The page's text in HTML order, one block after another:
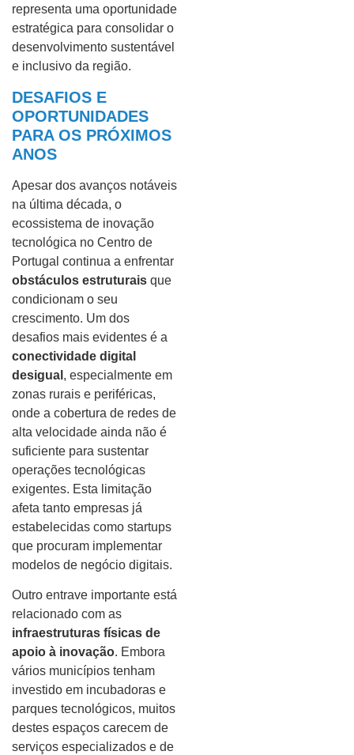
representa uma oportunidade
estratégica para consolidar o
desenvolvimento sustentável
e inclusivo da região.
DESAFIOS E
OPORTUNIDADES
PARA OS PRÓXIMOS
ANOS
Apesar dos avanços notáveis
na última década, o
ecossistema de inovação
tecnológica no Centro de
Portugal continua a enfrentar
obstáculos estruturais que
condicionam o seu
crescimento. Um dos
desafios mais evidentes é a
conectividade digital
desigual , especialmente em
zonas rurais e periféricas,
onde a cobertura de redes de
alta velocidade ainda não é
suficiente para sustentar
operações tecnológicas
exigentes. Esta limitação
afeta tanto empresas já
estabelecidas como startups
que procuram implementar
modelos de negócio digitais.
Outro entrave importante está
relacionado com as
infraestruturas físicas de
apoio à inovação. Embora
vários municípios tenham
investido em incubadoras e
parques tecnológicos, muitos
destes espaços carecem de
serviços especializados e de